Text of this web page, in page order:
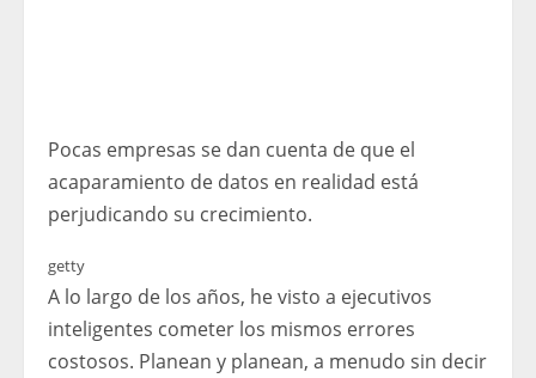
Pocas empresas se dan cuenta de que el
acaparamiento de datos en realidad está
perjudicando su crecimiento.
getty
A lo largo de los años, he visto a ejecutivos
inteligentes cometer los mismos errores
costosos. Planean y planean, a menudo sin decir